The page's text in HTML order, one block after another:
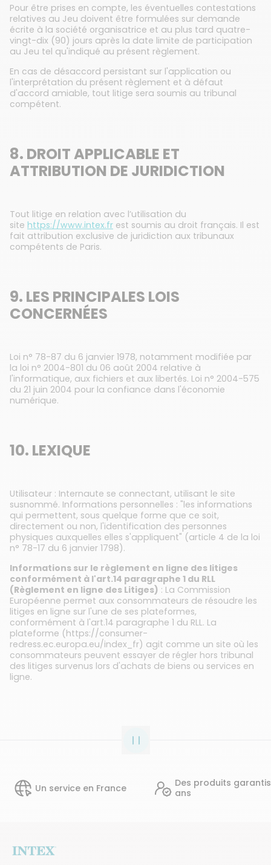
Pour être prises en compte, les éventuelles contestations
relatives au Jeu doivent être formulées sur demande
écrite à la société organisatrice et au plus tard quatre-
vingt-dix (90) jours après la date limite de participation
au Jeu tel qu'indiqué au présent règlement.
En cas de désaccord persistant sur l'application ou
l'interprétation du présent règlement et à défaut
d'accord amiable, tout litige sera soumis au tribunal
compétent.
8. DROIT APPLICABLE ET
ATTRIBUTION DE JURIDICTION
Tout litige en relation avec l’utilisation du
site https://www.intex.fr est soumis au droit français. Il est
fait attribution exclusive de juridiction aux tribunaux
compétents de Paris.
9. LES PRINCIPALES LOIS
CONCERNÉES
Loi n° 78-87 du 6 janvier 1978, notamment modifiée par
la loi n° 2004-801 du 06 août 2004 relative à
l'informatique, aux fichiers et aux libertés. Loi n° 2004-575
du 21 juin 2004 pour la confiance dans l'économie
numérique.
10. LEXIQUE
Utilisateur : Internaute se connectant, utilisant le site
susnommé. Informations personnelles : "les informations
qui permettent, sous quelque forme que ce soit,
directement ou non, l'identification des personnes
physiques auxquelles elles s'appliquent" (article 4 de la loi
n° 78-17 du 6 janvier 1798).
Informations sur le règlement en ligne des litiges
conformément à l'art.14 paragraphe 1 du RLL
(Règlement en ligne des Litiges) : La Commission
Européenne permet aux consommateurs de résoudre les
litiges en ligne sur l'une de ses plateformes,
conformément à l'art.14 paragraphe 1 du RLL. La
plateforme (https://consumer-
redress.ec.europa.eu/index_fr) agit comme un site où les
consommateurs peuvent essayer de régler hors tribunal
des litiges survenus lors d'achats de biens ou services en
ligne.
service en France
Des produits garantis 2